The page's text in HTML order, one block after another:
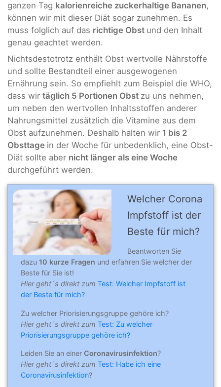
ganzen Tag kalorienreiche zuckerhaltige Bananen,
können wir mit dieser Diät sogar zunehmen. Es
muss folglich auf das richtige Obst und den Inhalt
genau geachtet werden.
Nichtsdestotrotz enthält Obst wertvolle Nährstoffe
und sollte Bestandteil einer ausgewogenen
Ernährung sein. So empfiehlt zum Beispiel die WHO,
dass wir täglich 5 Portionen Obst zu uns nehmen,
um neben den wertvollen Inhaltsstoffen anderer
Nahrungsmittel zusätzlich die Vitamine aus dem
Obst aufzunehmen. Deshalb halten wir 1 bis 2
Obsttage in der Woche für unbedenklich, eine Obst-
Diät sollte aber nicht länger als eine Woche
durchgeführt werden.
Welcher Corona
Impfstoff ist der
Beste für mich?
Beantworten Sie
dazu 10 kurze Fragen und erfahren Sie welcher der
Beste für Sie ist!
Hier geht´s direkt zum Test: Welcher Impfstoff ist
der Beste für mich?
Zu welcher Priorisierungsgruppe gehöre ich?
Hier geht´s direkt zum Test: Zu welcher
Priorisierungsgruppe gehöre ich?
Leiden Sie an einer Coronavirusinfektion?
Hier geht´s direkt zum Test: Habe ich eine
Coronavirusinfektion?